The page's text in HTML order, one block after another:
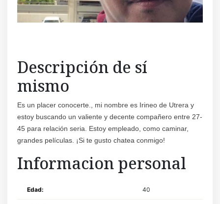
Descripción de sí
mismo
Es un placer conocerte., mi nombre es Irineo de Utrera y
estoy buscando un valiente y decente compañero entre 27-
45 para relación seria. Estoy empleado, como caminar,
grandes películas. ¡Si te gusto chatea conmigo!
Informacion personal
Edad: 40